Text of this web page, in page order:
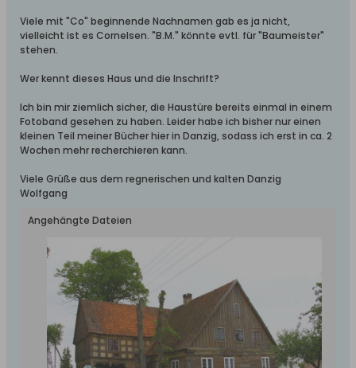
Viele mit "Co" beginnende Nachnamen gab es ja nicht,
vielleicht ist es Cornelsen. "B.M." könnte evtl. für "Baumeister"
stehen.
Wer kennt dieses Haus und die Inschrift?
Ich bin mir ziemlich sicher, die Haustüre bereits einmal in einem
Fotoband gesehen zu haben. Leider habe ich bisher nur einen
kleinen Teil meiner Bücher hier in Danzig, sodass ich erst in ca. 2
Wochen mehr recherchieren kann.
Viele Grüße aus dem regnerischen und kalten Danzig
Wolfgang
Angehängte Dateien